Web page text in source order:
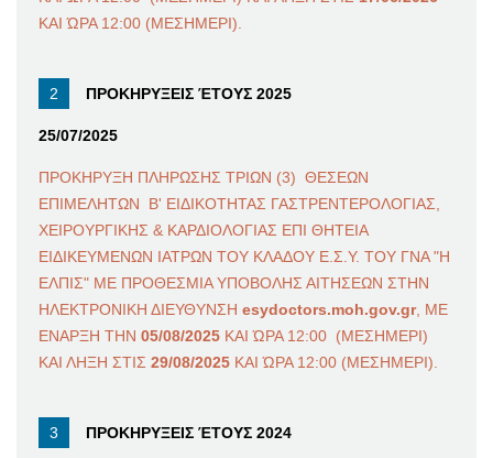
ΚΑΙ ΏΡΑ 12:00 (ΜΕΣΗΜΕΡΙ).
ΠΡΟΚΗΡΥΞΕΙΣ ΈΤΟΥΣ 2025
25/07/2025
ΠΡΟΚΗΡΥΞΗ ΠΛΗΡΩΣΗΣ ΤΡΙΩΝ (3) ΘΕΣΕΩΝ
ΕΠΙΜΕΛΗΤΩΝ Β' ΕΙΔΙΚΟΤΗΤΑΣ ΓΑΣΤΡΕΝΤΕΡΟΛΟΓΙΑΣ,
ΧΕΙΡΟΥΡΓΙΚΗΣ & ΚΑΡΔΙΟΛΟΓΙΑΣ ΕΠΙ ΘΗΤΕΙΑ
ΕΙΔΙΚΕΥΜΕΝΩΝ ΙΑΤΡΩΝ ΤΟΥ ΚΛΑΔΟΥ Ε.Σ.Υ. ΤΟΥ ΓΝΑ "Η
ΕΛΠΙΣ" ΜΕ ΠΡΟΘΕΣΜΙΑ ΥΠΟΒΟΛΗΣ ΑΙΤΗΣΕΩΝ ΣΤΗΝ
ΗΛΕΚΤΡΟΝΙΚΗ ΔΙΕΥΘΥΝΣΗ esydoctors.moh.gov.gr, ΜΕ
ΕΝΑΡΞΗ ΤΗΝ 05/08/2025 ΚΑΙ ΏΡΑ 12:00 (ΜΕΣΗΜΕΡΙ)
ΚΑΙ ΛΗΞΗ ΣΤΙΣ 29/08/2025 ΚΑΙ ΏΡΑ 12:00 (ΜΕΣΗΜΕΡΙ).
ΠΡΟΚΗΡΥΞΕΙΣ ΈΤΟΥΣ 2024